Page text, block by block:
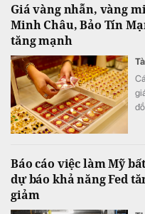
Giá vàng nhẫn, vàng
Minh Châu, Bảo Tín
tăng mạnh
Báo cáo việc làm Mỹ
dự báo khả năng Fed
giảm